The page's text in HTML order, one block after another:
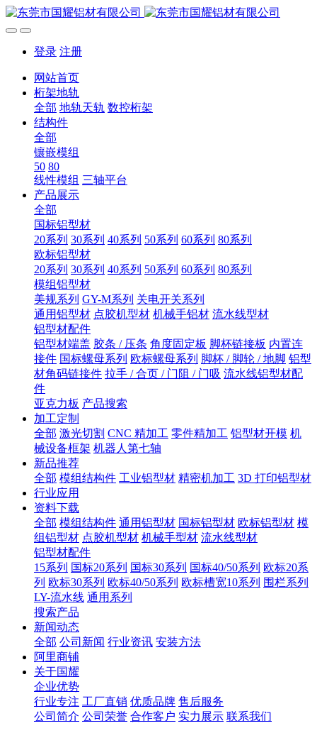
登录 注册
网站首页
桁架地轨
全部 地轨天轨 数控桁架
结构件
全部
镶嵌模组
50 80
线性模组 三轴平台
产品展示
全部
国标铝型材
20系列 30系列 40系列 50系列 60系列 80系列
欧标铝型材
20系列 30系列 40系列 50系列 60系列 80系列
模组铝型材
美规系列 GY-M系列 关电开关系列
通用铝型材 点胶机型材 机械手铝材 流水线型材
铝型材配件
铝型材端盖 胶条 / 压条 角度固定板 脚杯链接板 内置连
接件 国标螺母系列 欧标螺母系列 脚杯 / 脚轮 / 地脚 铝型
材角码链接件 拉手 / 合页 / 门阻 / 门吸 流水线铝型材配
件
亚克力板 产品搜索
加工定制
全部 激光切割 CNC 精加工 零件精加工 铝型材开模 机
械设备框架 机器人第七轴
新品推荐
全部 模组结构件 工业铝型材 精密机加工 3D 打印铝型材
行业应用
资料下载
全部 模组结构件 通用铝型材 国标铝型材 欧标铝型材 模
组铝型材 点胶机型材 机械手型材 流水线型材
铝型材配件
15系列 国标20系列 国标30系列 国标40/50系列 欧标20系
列 欧标30系列 欧标40/50系列 欧标槽宽10系列 围栏系列
LY-流水线 通用系列
搜索产品
新闻动态
全部 公司新闻 行业资讯 安装方法
阿里商铺
关于国耀
企业优势
行业专注 工厂直销 优质品牌 售后服务
公司简介 公司荣誉 合作客户 实力展示 联系我们